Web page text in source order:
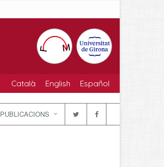
Català English Español
PUBLICACIONS